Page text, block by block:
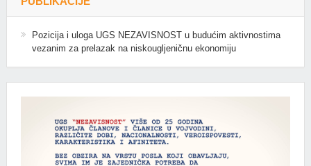
Pozicija i uloga UGS NEZAVISNOST u budućim aktivnostima
vezanim za prelazak na niskougljeničnu ekonomiju